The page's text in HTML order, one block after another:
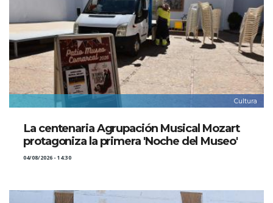
Cultura
La centenaria Agrupación Musical Mozart
protagoniza la primera 'Noche del Museo'
04/08/2026 - 14:30